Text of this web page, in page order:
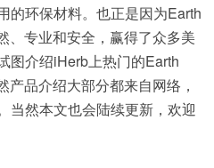
的环保材料。也正是因为Earth
、专业和安全，赢得了众多美
图介绍iHerb上热门的Earth
品介绍大部分都来自网络，
当然本文也会陆续更新，欢迎